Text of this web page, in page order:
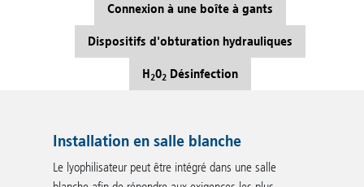
Connexion à une boîte à gants
Dispositifs d'obturation hydrauliques
H202 Désinfection
Installation en salle blanche
Le lyophilisateur peut être intégré dans une salle